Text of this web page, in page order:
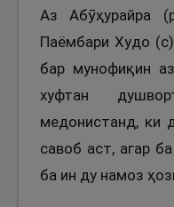
Аз Абӯҳурайра
Паёмбари Худо
бар мунофиқин
хуфтан
медонистанд, ки
савоб аст, агар
ба ин ду намоз